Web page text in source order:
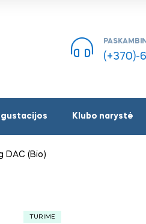
(+370)-
Klubo narystė
DAC (Bio)
TURIME